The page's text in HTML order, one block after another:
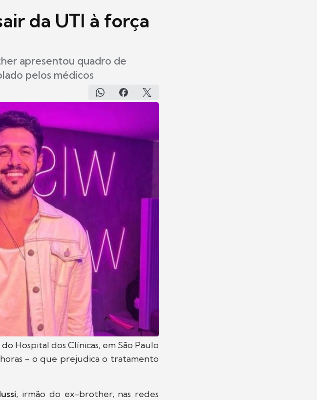
da UTI à força
apresentou quadro de
pelos médicos
do Hospital dos Clínicas, em São Paulo
- o que prejudica o tratamento
, irmão do ex-brother, nas redes